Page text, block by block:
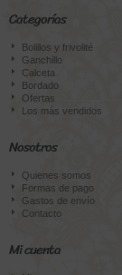
Categorías
Bolillos y frivolité
Ganchillo
Calceta
Bordado
Ofertas
Los más vendidos
Nosotros
Quienes somos
Formas de pago
Gastos de envío
Contacto
Mi cuenta